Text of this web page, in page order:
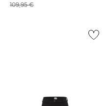
109,95 €